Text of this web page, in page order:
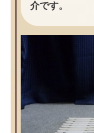
介です。